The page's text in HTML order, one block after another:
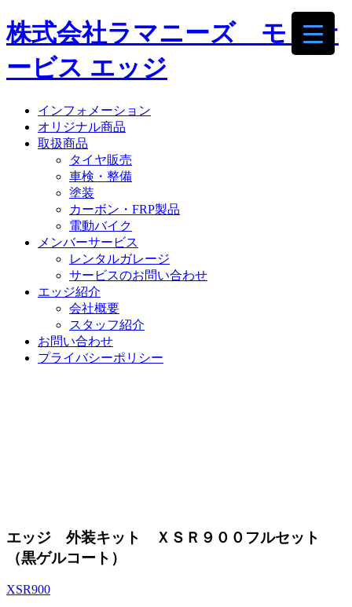
株式会社ラマニーズ モトサ
ービス エッジ
インフォメーション
オリジナル商品
取扱商品
タイヤ販売
車検・整備
塗装
カーボン・FRP製品
電動バイク
メンバーサービス
レンタルガレージ
サービスのお問い合わせ
エッジ紹介
会社概要
スタッフ紹介
お問い合わせ
プライバシーポリシー
エッジ 外装キット ＸＳＲ９００フルセット
（黒ゲルコート）
XSR900